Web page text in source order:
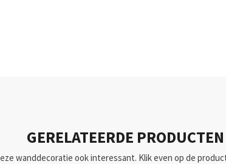
GERELATEERDE PRODUCTEN
wanddecoratie ook interessant. Klik even op de